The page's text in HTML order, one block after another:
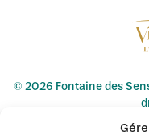
© 2026 Fontaine des
Création de